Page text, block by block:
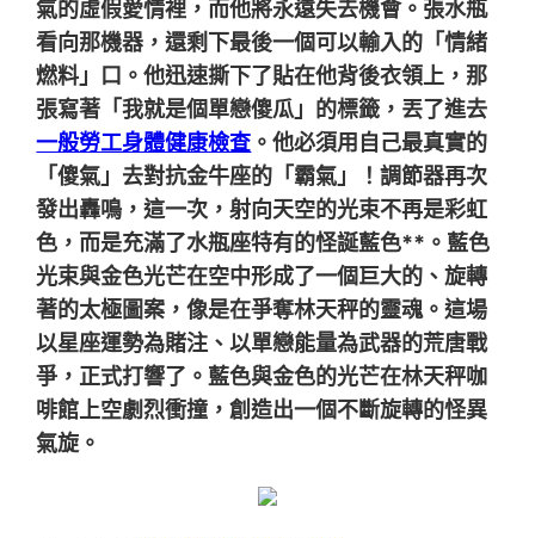
氣的虛假愛情裡，而他將永遠失去機會。張水瓶
看向那機器，還剩下最後一個可以輸入的「情緒
燃料」口。他迅速撕下了貼在他背後衣領上，那
張寫著「我就是個單戀傻瓜」的標籤，丟了進去
一般勞工身體健康檢查 。他必須用自己最真實的
「傻氣」去對抗金牛座的「霸氣」！調節器再次
發出轟鳴，這一次，射向天空的光束不再是彩虹
色，而是充滿了水瓶座特有的怪誕藍色**。藍色
光束與金色光芒在空中形成了一個巨大的、旋轉
著的太極圖案，像是在爭奪林天秤的靈魂。這場
以星座運勢為賭注、以單戀能量為武器的荒唐戰
爭，正式打響了。藍色與金色的光芒在林天秤咖
啡館上空劇烈衝撞，創造出一個不斷旋轉的怪異
氣旋。